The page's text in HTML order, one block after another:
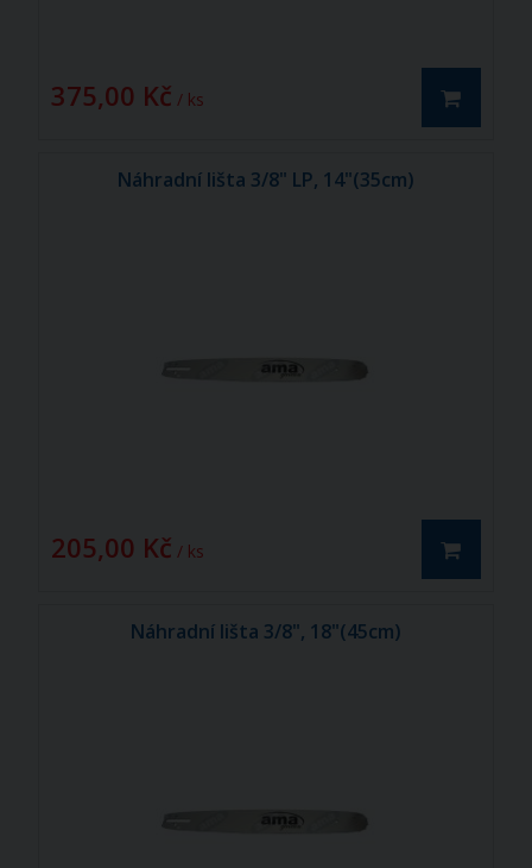
375,00 Kč / ks
Náhradní lišta 3/8" LP, 14"(35cm)
205,00 Kč / ks
Náhradní lišta 3/8", 18"(45cm)